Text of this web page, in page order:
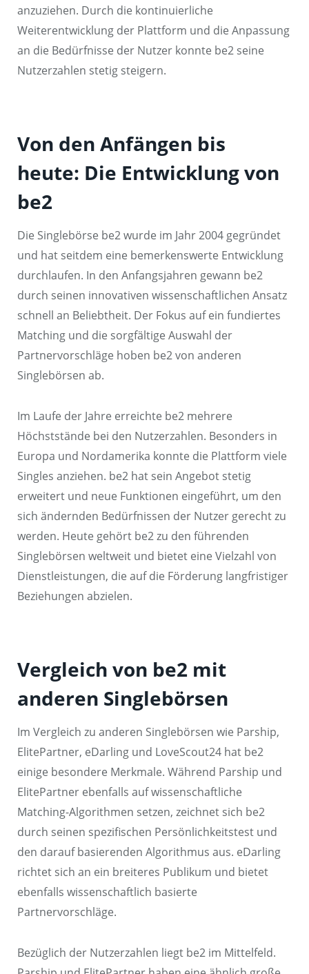
anzuziehen. Durch die kontinuierliche
Weiterentwicklung der Plattform und die Anpassung
an die Bedürfnisse der Nutzer konnte be2 seine
Nutzerzahlen stetig steigern.
Von den Anfängen bis
heute: Die Entwicklung von
be2
Die Singlebörse be2 wurde im Jahr 2004 gegründet
und hat seitdem eine bemerkenswerte Entwicklung
durchlaufen. In den Anfangsjahren gewann be2
durch seinen innovativen wissenschaftlichen Ansatz
schnell an Beliebtheit. Der Fokus auf ein fundiertes
Matching und die sorgfältige Auswahl der
Partnervorschläge hoben be2 von anderen
Singlebörsen ab.
Im Laufe der Jahre erreichte be2 mehrere
Höchststände bei den Nutzerzahlen. Besonders in
Europa und Nordamerika konnte die Plattform viele
Singles anziehen. be2 hat sein Angebot stetig
erweitert und neue Funktionen eingeführt, um den
sich ändernden Bedürfnissen der Nutzer gerecht zu
werden. Heute gehört be2 zu den führenden
Singlebörsen weltweit und bietet eine Vielzahl von
Dienstleistungen, die auf die Förderung langfristiger
Beziehungen abzielen.
Vergleich von be2 mit
anderen Singlebörsen
Im Vergleich zu anderen Singlebörsen wie Parship,
ElitePartner, eDarling und LoveScout24 hat be2
einige besondere Merkmale. Während Parship und
ElitePartner ebenfalls auf wissenschaftliche
Matching-Algorithmen setzen, zeichnet sich be2
durch seinen spezifischen Persönlichkeitstest und
den darauf basierenden Algorithmus aus. eDarling
richtet sich an ein breiteres Publikum und bietet
ebenfalls wissenschaftlich basierte
Partnervorschläge.
Bezüglich der Nutzerzahlen liegt be2 im Mittelfeld.